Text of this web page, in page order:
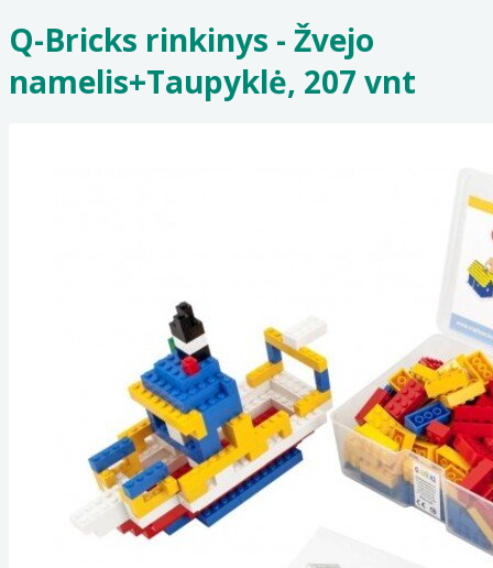
Q-Bricks rinkinys - Žvejo
namelis+Taupyklė, 207 vnt